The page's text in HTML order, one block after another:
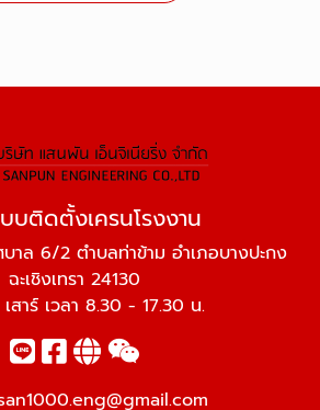
บติดตั้งเครนโรงงาน
าล 6/2 ตำบลท่าข้าม อำเภอบางปะกง
ฉะเชิงเทรา 24130
สาร์ เวลา 8.30 - 17.30 น.